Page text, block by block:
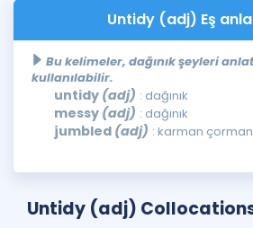
Untidy (adj) Eş
Bu kelimeler, dağınık şeyleri
kullanılabilir.
untidy (adj) : dağınık
messy (adj) : dağınık
jumbled (adj) : karman çorman
Untidy (adj)